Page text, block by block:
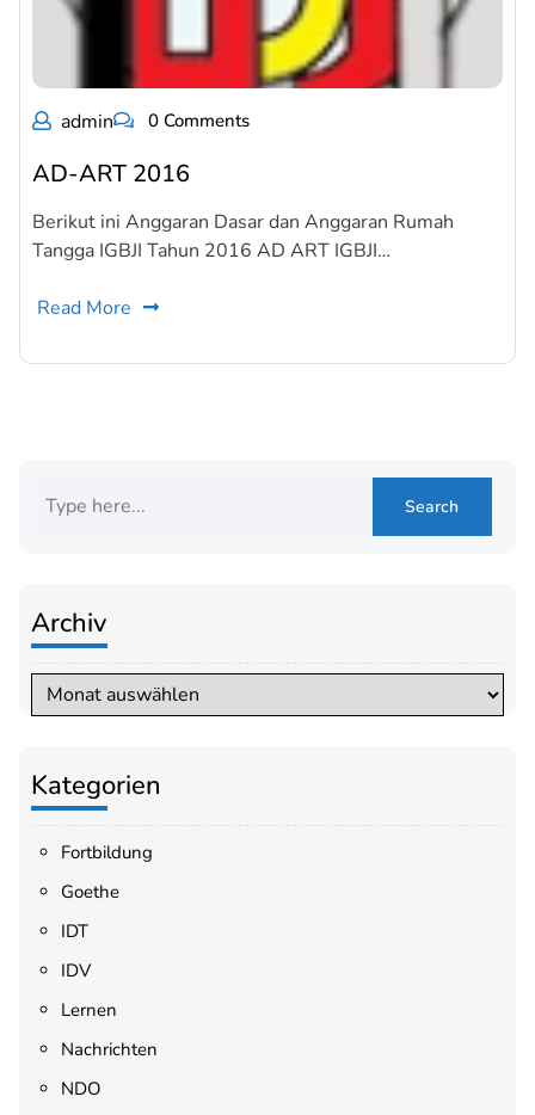
admin 0 Comments
AD-ART 2016
Berikut ini Anggaran Dasar dan Anggaran Rumah
Tangga IGBJI Tahun 2016 AD ART IGBJI…
Read More
Archiv
Archiv
Kategorien
Fortbildung
Goethe
IDT
IDV
Lernen
Nachrichten
NDO